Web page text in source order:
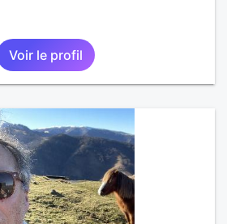
Voir le profil